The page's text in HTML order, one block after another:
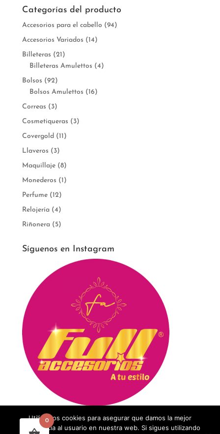
Categorías del producto
Accesorios para el cabello (94)
Accesorios Variados (14)
Billeteras (21)
Billeteras Amulettos (4)
Bolsos (92)
Bolsos Amulettos (16)
Correas (3)
Cosmetiqueras (3)
Covergold (11)
Llaveros (3)
Maquillaje (8)
Monederos (1)
Perfume (12)
Relojería (4)
Riñonera (5)
Síguenos en Instagram
0
Utilizamos cookies para asegurar que damos la mejor
experiencia al usuario en nuestra web. Si sigues utilizando